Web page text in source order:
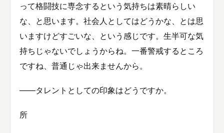
って格闘技に専念するという気持ちは素晴らしい
な、と思います。社会人としてはどうかな、とは思
いますけどすごいな、という感じです。生半可な気
持ちじゃないでしょうからね。一番警戒するところ
ですね、普通じゃ出来ませんから。
――タレントとしての印象はどうですか。
所